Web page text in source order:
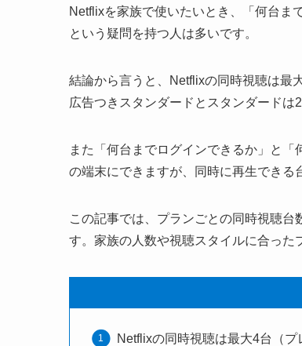
Netflixを家族で使いたいとき、「何台ま
という疑問を持つ人は多いです。
結論から言うと、Netflixの同時視聴は最
広告つきスタンダードとスタンダードは
また「何台までログインできるか」と
の端末にできますが、同時に再生できる
この記事では、プランごとの同時視聴
す。家族の人数や視聴スタイルに合った
Netflixの同時視聴は最大4台（プ